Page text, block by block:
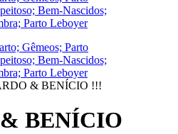
& BENÍCIO !!!
BENÍCIO